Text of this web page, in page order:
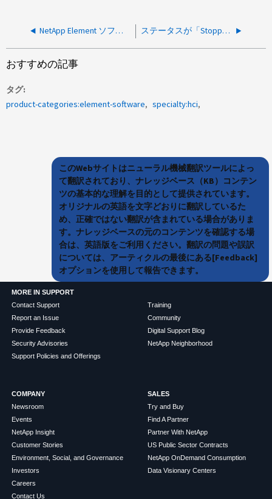
NetApp Element ソフトウェアでの Snapshot の予約サイズまたは割合はありますか？ ステータスが「StoppedMisconfigured」または「Unconfigured」のボリュームペアの削除に影響はありますか？
おすすめの記事
タグ
product-categories:element-software
specialty:hci
このWebサイトはニューラル機械翻訳ツールによっ
て翻訳されており、ナレッジベース（KB）コンテン
ツの基本的な理解を目的として提供されています。
オリジナルの英語を文字どおりに翻訳しているた
め、正確ではない翻訳が含まれている場合がありま
す。ナレッジベースの元のコンテンツを確認する場
合は、英語版をご利用ください。翻訳の問題や誤訳
については、アーティクルの最後にある[Feedback]
オプションを使用して報告できます。
MORE IN SUPPORT
Contact Support
Report an Issue
Provide Feedback
Security Advisories
Support Policies and Offerings
Training
Community
Digital Support Blog
NetApp Neighborhood
COMPANY
Newsroom
Events
NetApp Insight
Customer Stories
Environment, Social, and Governance
Investors
Careers
Contact Us
SALES
Try and Buy
Find A Partner
Partner With NetApp
US Public Sector Contracts
NetApp OnDemand Consumption
Data Visionary Centers